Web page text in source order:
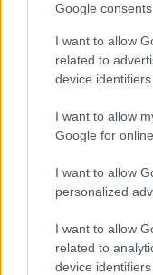
Google consents
I want to allow
related to
device identifiers
I want to allow
Google for
I want to allow
personalized
I want to allow
related to
device identifiers
Meccs
Felkészülési szezon 4.
Nya Ullevi, Göteborg
2026-08-08 17:00
0 nap 13 óra 26 perc